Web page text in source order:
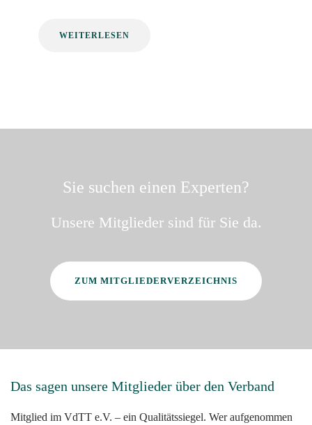
WEITERLESEN
Sie suchen einen Experten?
Unsere Mitglieder sind für Sie da.
ZUM MITGLIEDERVERZEICHNIS
Das sagen unsere Mitglieder über den Verband
Mitglied im VdTT e.V. – ein Qualitätssiegel. Wer aufgenommen